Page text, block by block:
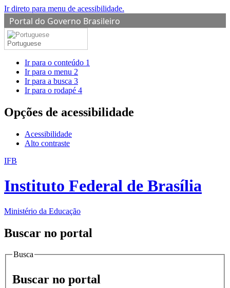
Ir direto para menu de acessibilidade.
Portal do Governo Brasileiro
Portuguese
Ir para o conteúdo 1
Ir para o menu 2
Ir para a busca 3
Ir para o rodapé 4
Opções de acessibilidade
Acessibilidade
Alto contraste
IFB
Instituto Federal de Brasília
Ministério da Educação
Buscar no portal
Busca
Buscar no portal